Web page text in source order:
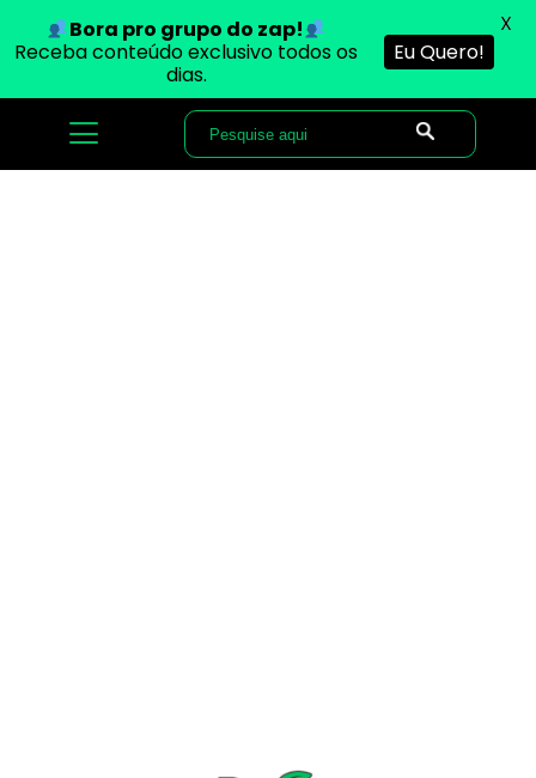
Bora pro grupo do zap!
Receba conteúdo exclusivo todos os
dias.
Eu Quero!
X